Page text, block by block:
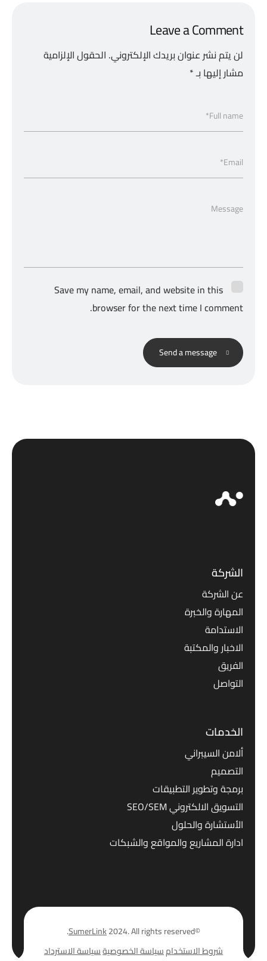
Leave a Comment
لن يتم نشر عنوان بريدك الإلكتروني. الحقول الإلزامية
مشار إليها بـ*
Full name*
Email*
Message
Save my name, email, and website in this
browser for the next time I comment.
Send a message
الشركة
عن الشركة
المهارة والخبرة
الاستدامة
الاخبار والمكتبة
الفريق
التواصل
الخدمات
ألامن السيبراني
التصميم
برمجة وتطوير التطبيقات
التسويق الالكتروني SEO/SEM
الأستشارة والحلول
ادارة المشاريع والمواقع والشبكات
©
SumerLink2024. All rights reserved.
شروط الاستخدامسياسة الخصوصيةسياسة الاسترداد